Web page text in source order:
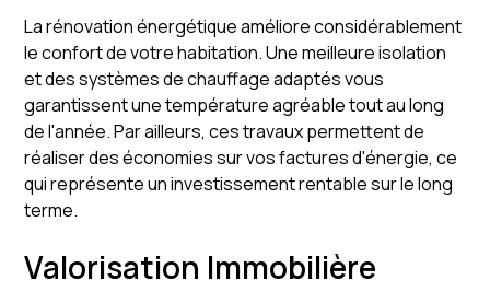
La rénovation énergétique améliore considérablement
le confort de votre habitation. Une meilleure isolation
et des systèmes de chauffage adaptés vous
garantissent une température agréable tout au long
de l'année. Par ailleurs, ces travaux permettent de
réaliser des économies sur vos factures d'énergie, ce
qui représente un investissement rentable sur le long
terme.
Valorisation Immobilière